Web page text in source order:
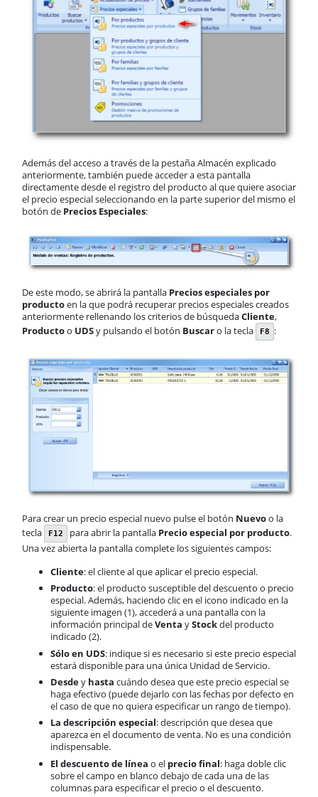
Además del acceso a través de la pestaña Almacén explicado
anteriormente, también puede acceder a esta pantalla
directamente desde el registro del producto al que quiere asociar
el precio especial seleccionando en la parte superior del mismo el
botón de Precios Especiales:
De este modo, se abrirá la pantalla Precios especiales por
productoen la que podrá recuperar precios especiales creados
anteriormente rellenando los criterios de búsquedaCliente,
Productoo UDSy pulsando el botón Buscaro la tecla F8 :
Para crear un precio especial nuevo pulse el botón Nuevoo la
tecla
F12 para abrir la pantalla Precio especial por producto.
Una vez abierta la pantalla complete los siguientes campos:
Cliente: el cliente al que aplicar el precio especial.
Producto: el producto susceptible del descuento o precio
especial. Además, haciendo clic en el icono indicado en la
siguiente imagen (1), accederá a una pantalla con la
información principal deVenta yStockdel producto
indicado (2).
Sólo en UDS: indique si es necesario si este precio especial
estará disponible para una única Unidad de Servicio.
Desdey hasta cuándo desea que este precio especial se
haga efectivo (puede dejarlo con las fechas por defecto en
el caso de que no quiera especificar un rango de tiempo).
La descripción especial: descripción que desea que
aparezca en el documento de venta. No es una condición
indispensable.
El descuento de línea o el precio final: haga doble clic
sobre el campo en blanco debajo de cada una de las
columnas para especificar el precio o el descuento.